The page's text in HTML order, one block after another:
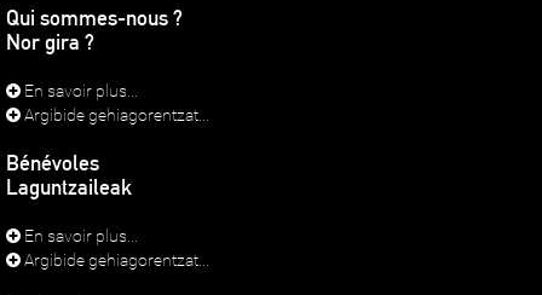
Qui sommes-nous ?
Nor gira ?
En savoir plus...
Argibide gehiagorentzat...
Bénévoles
Laguntzaileak
En savoir plus...
Argibide gehiagorentzat...